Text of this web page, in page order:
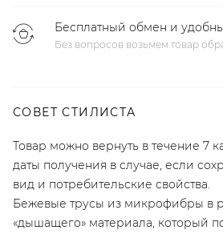
Бесплатный обмен и
Без вопросов возьмем товар
СОВЕТ СТИЛИСТА
Товар можно вернуть в течение 7
даты получения в случае, если
вид и потребительские свойства.
Бежевые трусы из микрофибры в
«дышащего» материала, который